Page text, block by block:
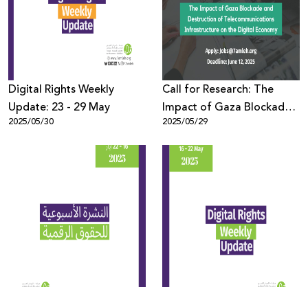
Donate
Digital Rights Weekly
Update: 23 - 29 May
2025/05/30
Call for Research: The
Impact of Gaza Blockade
and Destruction of
Telecommunications
Infrastructure on the
2025/05/29